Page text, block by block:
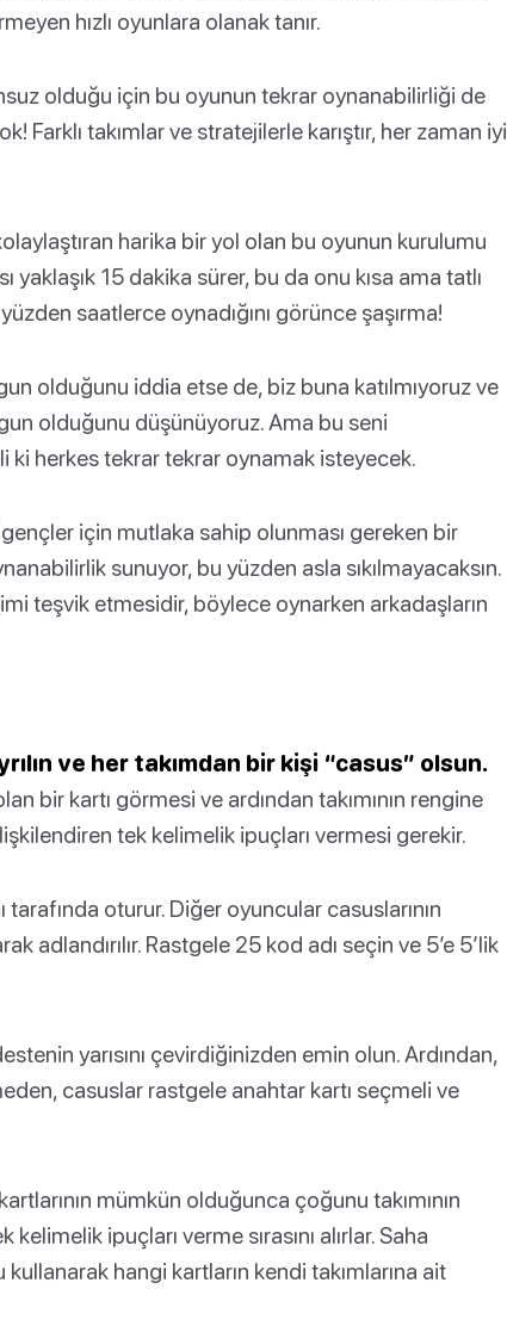
hızlı oyunlara olanak tanır.
olduğu için bu oyunun tekrar oynanabilirliği de
Farklı takımlar ve stratejilerle karıştır, her zaman iyi
harika bir yol olan bu oyunun kurulumu
15 dakika sürer, bu da onu kısa ama tatlı
saatlerce oynadığını görünce şaşırma!
olduğunu iddia etse de, biz buna katılmıyoruz ve
olduğunu düşünüyoruz. Ama bu seni
ki herkes tekrar tekrar oynamak isteyecek.
için mutlaka sahip olunması gereken bir
sunuyor, bu yüzden asla sıkılmayacaksın.
teşvik etmesidir, böylece oynarken arkadaşların
ve her takımdan bir kişi “casus” olsun.
bir kartı görmesi ve ardından takımının rengine
tek kelimelik ipuçları vermesi gerekir.
tarafında oturur. Diğer oyuncular casuslarının
adlandırılır. Rastgele 25 kod adı seçin ve 5’e 5’lik
yarısını çevirdiğinizden emin olun. Ardından,
casuslar rastgele anahtar kartı seçmeli ve
mümkün olduğunca çoğunu takımının
ipuçları verme sırasını alırlar. Saha
hangi kartların kendi takımlarına ait